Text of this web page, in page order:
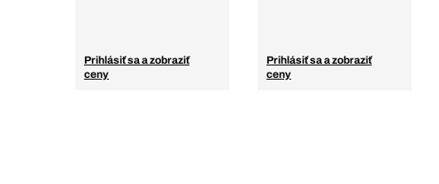
Prihlásiť sa a zobraziť
ceny
Prihlásiť sa a zobraziť
ceny